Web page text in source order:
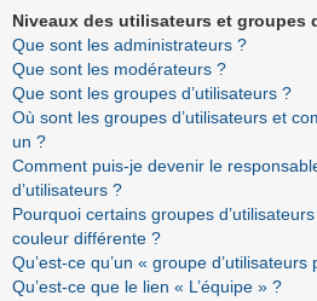
Niveaux des utilisateurs et groupes
Que sont les administrateurs ?
Que sont les modérateurs ?
Que sont les groupes d’utilisateurs ?
Où sont les groupes d’utilisateurs et
un ?
Comment puis-je devenir le
d’utilisateurs ?
Pourquoi certains groupes
couleur différente ?
Qu’est-ce qu’un « groupe
Qu’est-ce que le lien « L’équipe » ?